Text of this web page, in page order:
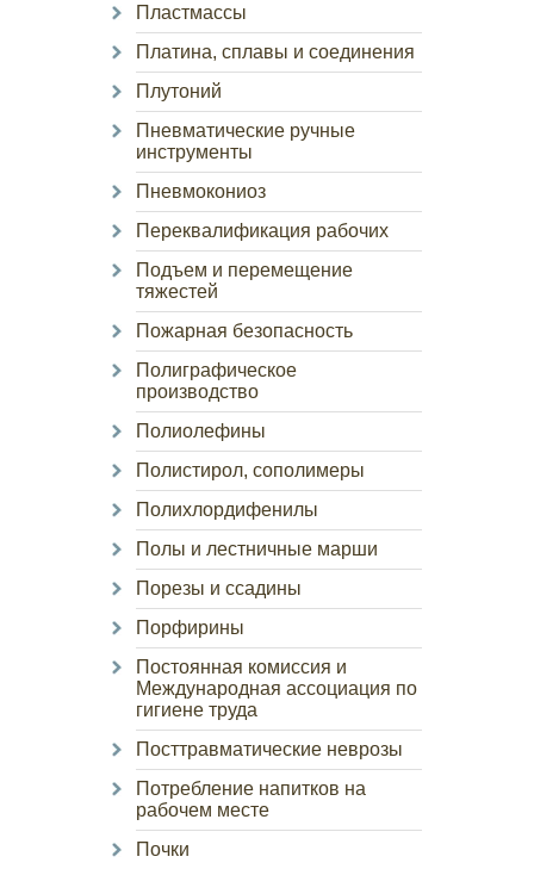
Пластмассы
Платина, сплавы и соединения
Плутоний
Пневматические ручные
инструменты
Пневмокониоз
Переквалификация рабочих
Подъем и перемещение
тяжестей
Пожарная безопасность
Полиграфическое
производство
Полиолефины
Полистирол, сополимеры
Полихлордифенилы
Полы и лестничные марши
Порезы и ссадины
Порфирины
Постоянная комиссия и
Международная ассоциация по
гигиене труда
Посттравматические неврозы
Потребление напитков на
рабочем месте
Почки